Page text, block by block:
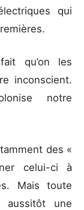
qui
qu’on les
inconscient.
notre
des «
celui-ci à
Mais toute
aussitôt une